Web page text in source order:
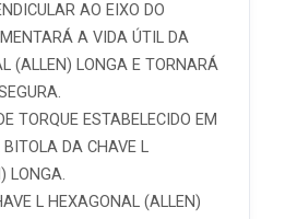
AO EIXO DO
A VIDA ÚTIL DA
(ALLEN) LONGA E TORNARÁ
TORQUE ESTABELECIDO EM
DA CHAVE L
LONGA.
L HEXAGONAL (ALLEN)